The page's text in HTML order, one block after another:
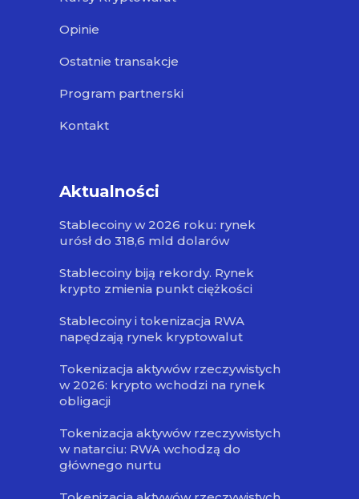
Opinie
Ostatnie transakcje
Program partnerski
Kontakt
Aktualności
Stablecoiny w 2026 roku: rynek
urósł do 318,6 mld dolarów
Stablecoiny biją rekordy. Rynek
krypto zmienia punkt ciężkości
Stablecoiny i tokenizacja RWA
napędzają rynek kryptowalut
Tokenizacja aktywów rzeczywistych
w 2026: krypto wchodzi na rynek
obligacji
Tokenizacja aktywów rzeczywistych
w natarciu: RWA wchodzą do
głównego nurtu